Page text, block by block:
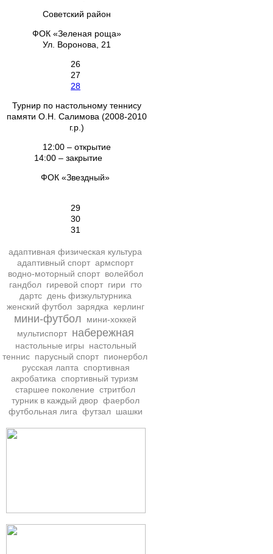
Советский район
ФОК «Зеленая роща»
Ул. Воронова, 21
26
27
28
Турнир по настольному теннису
памяти О.Н. Салимова (2008-2010
г.р.)
12:00 – открытие
14:00 – закрытие
ФОК «Звездный»
29
30
31
адаптивная физическая культура
адаптивный спорт армспорт
водно-моторный спорт волейбол
гандбол гиревой спорт гири
гто
дартс день физкультурника
женский футбол зарядка керлинг
мини-футбол
мини-хоккей
мультиспорт набережная
настольные игры
настольный
теннис парусный спорт пионербол
русская лапта спортивная
акробатика спортивный туризм
старшее поколение стритбол
турник в каждый двор фаербол
футбольная лига футзал шашки